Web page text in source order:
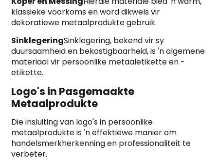
klassieke voorkoms en word dikwels vir
dekoratiewe metaalprodukte gebruik.
SinklegeringSinklegering, bekend vir sy
duursaamheid en bekostigbaarheid, is 'n algemene
materiaal vir persoonlike metaaletikette en -
etikette.
Logo's in Pasgemaakte
Metaalprodukte
Die insluiting van logo's in persoonlike
metaalprodukte is 'n effektiewe manier om
handelsmerkherkenning en professionaliteit te
verbeter.